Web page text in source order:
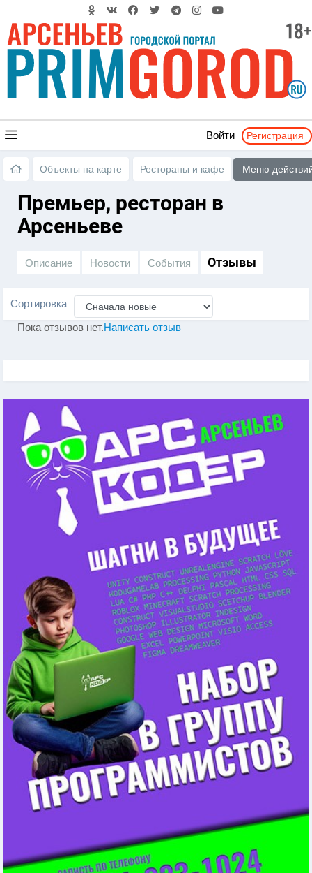
Войти Регистрация
Объекты на карте Рестораны и кафе Меню
Премьер, ресторан в
Арсеньеве
Описание Новости События Отзывы
Сортировка
Пока отзывов нет.Написать отзыв